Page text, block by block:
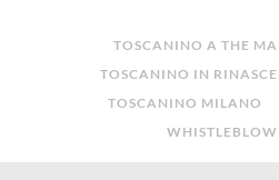
TOSCANINO A THE
TOSCANINO IN
TOSCANINO MILANO